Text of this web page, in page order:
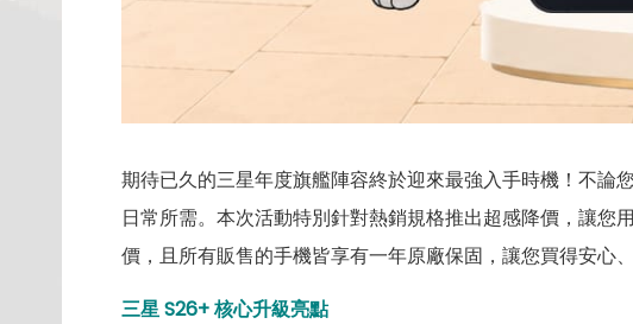
期待已久的三星年度旗艦陣容終於迎來最強入手時機！不論
日常所需。本次活動特別針對熱銷規格推出超感降價，讓您
價，且所有販售的手機皆享有一年原廠保固，讓您買得安心、
三星 S26+ 核心升級亮點